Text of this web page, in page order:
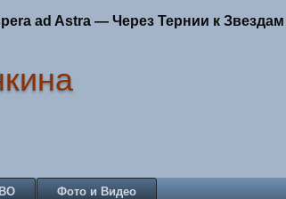
ad Astra — Через Тернии к Звездам
Фото и Видео